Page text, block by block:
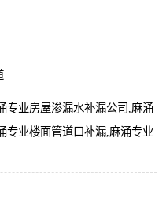
专业房屋渗漏水补漏公司,麻涌
专业楼面管道口补漏,麻涌专业